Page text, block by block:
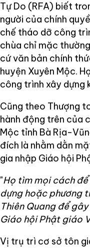
Tự Do (RFA) biết
người của chính
chế tháo dỡ công
chùa chỉ mặc
cứ văn bản chính
huyện Xuyên Mộc.
công trình xây dựng
Cũng theo Thượng
hành động trên của
Mộc tỉnh Bà Rịa-
đích là nhằm dằn
gia nhập Giáo hội
"Họ tìm mọi cách
dựng hoặc phương
Thiên Quang để
Giáo hội Phật giáo
Vị trụ trì cơ sở tôn